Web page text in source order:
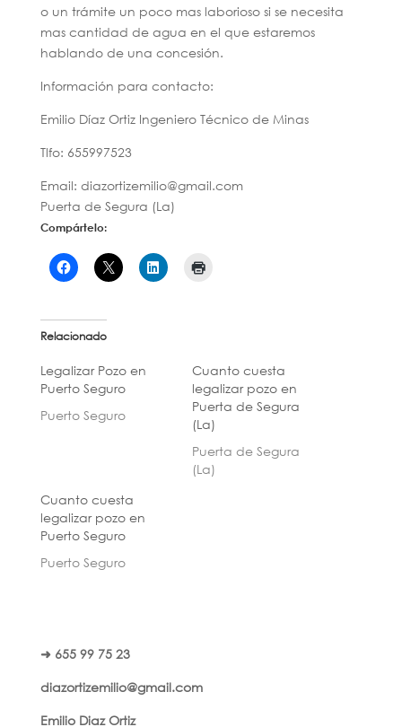
o un trámite un poco mas laborioso si se necesita
mas cantidad de agua en el que estaremos
hablando de una concesión.
Información para contacto:
Emilio Díaz Ortiz Ingeniero Técnico de Minas
Tlfo: 655997523
Email: diazortizemilio@gmail.com
Puerta de Segura (La)
Compártelo:
Relacionado
Legalizar Pozo en
Puerto Seguro
Puerto Seguro
Cuanto cuesta
legalizar pozo en
Puerta de Segura
(La)
Puerta de Segura
(La)
Cuanto cuesta
legalizar pozo en
Puerto Seguro
Puerto Seguro
➜ 655 99 75 23
diazortizemilio@gmail.com
Emilio Diaz Ortiz